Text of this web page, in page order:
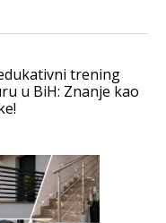
trening
u BiH: Znanje kao